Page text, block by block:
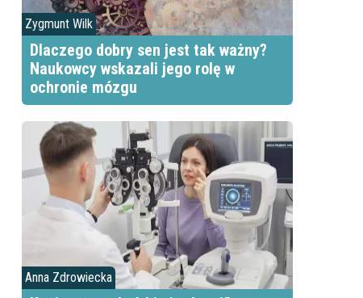
Zygmunt Wilk
Dlaczego dobry sen jest tak ważny?
Naukowcy wskazali jego rolę w
ochronie mózgu
Anna Zdrowiecka